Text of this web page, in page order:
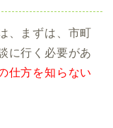
、まずは、市町
に行く必要があ
仕方を知らない